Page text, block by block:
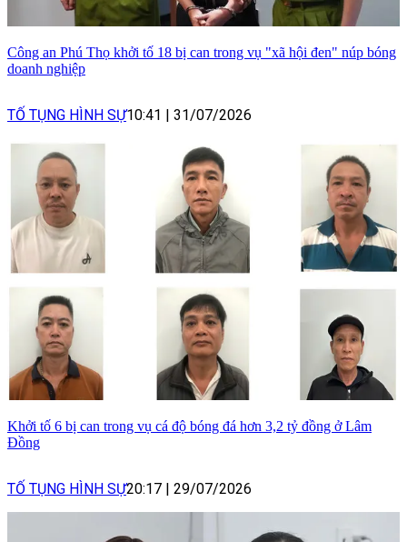
Công an Phú Thọ khởi tố 18 bị can trong vụ "xã hội đen" núp bóng
doanh nghiệp
TỐ TỤNG HÌNH SỰ10:41 31/07/2026
Khởi tố 6 bị can trong vụ cá độ bóng đá hơn 3,2 tỷ đồng ở Lâm
Đồng
TỐ TỤNG HÌNH SỰ20:17 29/07/2026